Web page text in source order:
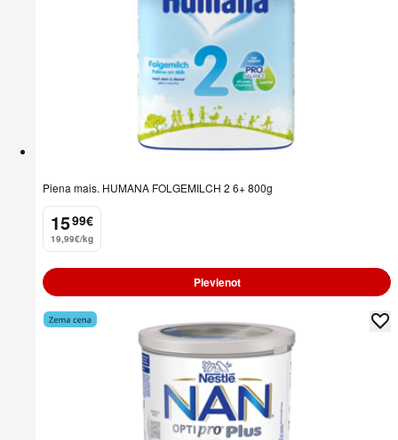
Piena mais. HUMANA FOLGEMILCH 2 6+ 800g
15
. 99€
19,99€/kg
Pievienot